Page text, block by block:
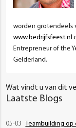
worden grotendeels
www.bedrijfsfeest.nl
Entrepreneur of the
Gelderland.
Wat vindt u van dit
Laatste Blogs
05-03 Teambuilding op